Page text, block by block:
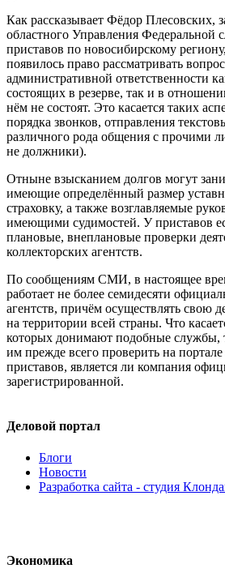
Как рассказывает Фёдор Плесовских,
областного Управления Федеральной
приставов по новосибирскому
появилось право рассматривать
административной ответственности
состоящих в резерве, так и в
нём не состоят. Это касается таких
порядка звонков, отправления
различного рода общения с прочими
не должники).
Отныне взысканием долгов могут
имеющие определённый размер
страховку, а также возглавляемые
имеющими судимостей. У приставов
плановые, внеплановые проверки
коллекторских агентств.
По сообщениям СМИ, в настоящее
работает не более семидесяти
агентств, причём осуществлять свою
на территории всей страны. Что
которых донимают подобные службы,
им прежде всего проверить на
приставов, является ли компания
зарегистрированной.
Деловой портал
Блоги
Новости
Разработка сайта - студия
Экономика